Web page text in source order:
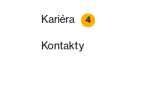
Kariéra 4
Kontakty